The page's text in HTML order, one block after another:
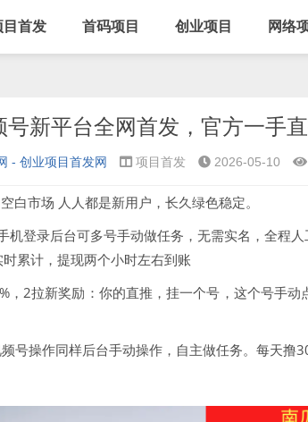
目首发 首码项目 创业项目 网络
号新平台全网首发，官方一手
- 创业项目首发网 项目首发 2026-05-10
白市场 人人都是新用户，长久绿色稳定。
登录后台可多号手动做任务，无需实名，全程
累计，提现两个小时左右到账
2拉新奖励：你的直推，挂一个号，这个号手动
号操作同样后台手动操作，自主做任务。每天撸